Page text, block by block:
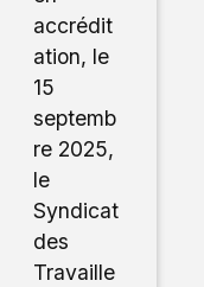
accrédit
ation, le
15
septemb
re 2025,
le
Syndicat
des
Travaille